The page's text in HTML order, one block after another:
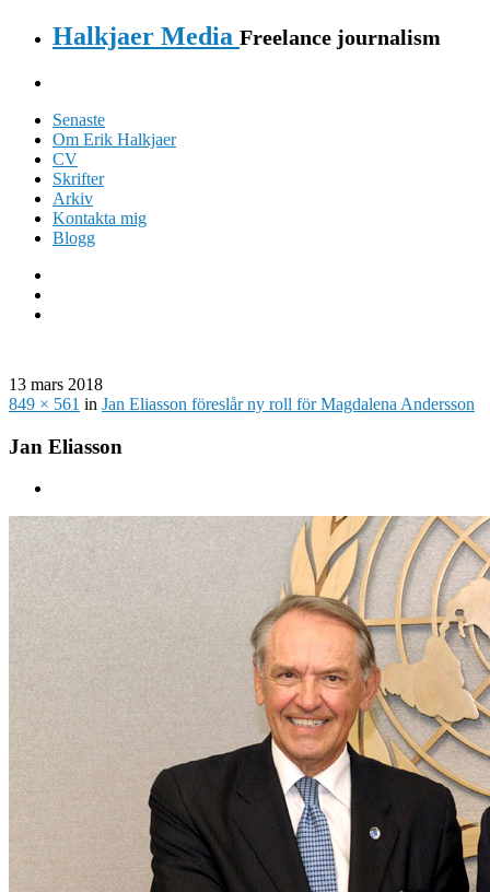
Halkjaer Media Freelance journalism
Senaste
Om Erik Halkjaer
CV
Skrifter
Arkiv
Kontakta mig
Blogg
13 mars 2018
849 × 561 in Jan Eliasson föreslår ny roll för Magdalena Andersson
Jan Eliasson